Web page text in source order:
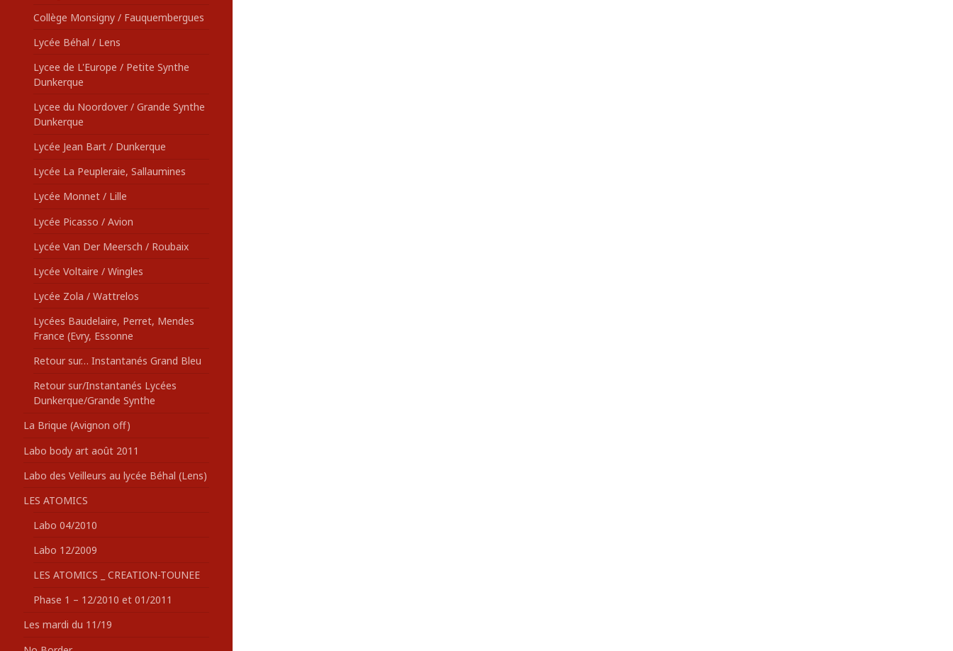
Collège Monsigny / Fauquembergues
Lycée Béhal / Lens
Lycee de L'Europe / Petite Synthe
Dunkerque
Lycee du Noordover / Grande Synthe
Dunkerque
Lycée Jean Bart / Dunkerque
Lycée La Peupleraie, Sallaumines
Lycée Monnet / Lille
Lycée Picasso / Avion
Lycée Van Der Meersch / Roubaix
Lycée Voltaire / Wingles
Lycée Zola / Wattrelos
Lycées Baudelaire, Perret, Mendes
France (Evry, Essonne
Retour sur… Instantanés Grand Bleu
Retour sur/Instantanés Lycées
Dunkerque/Grande Synthe
La Brique (Avignon off)
Labo body art août 2011
Labo des Veilleurs au lycée Béhal (Lens)
LES ATOMICS
Labo 04/2010
Labo 12/2009
LES ATOMICS _ CREATION-TOUNEE
Phase 1 – 12/2010 et 01/2011
Les mardi du 11/19